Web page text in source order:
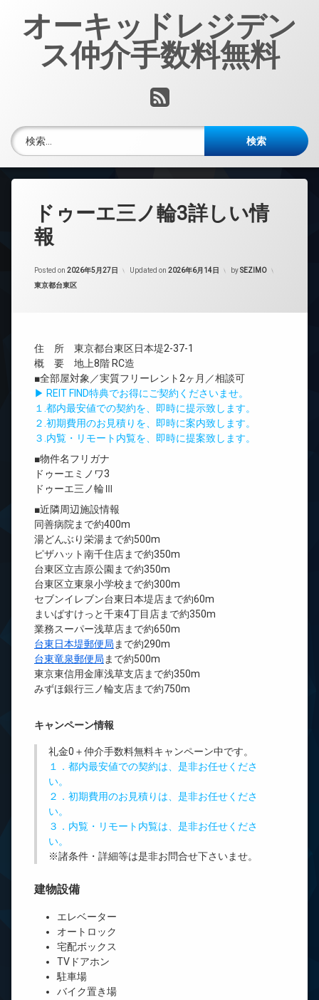
オーキッドレジデン
ス仲介手数料無料
RSS
検索:
ドゥーエ三ノ輪3詳しい情
報
Posted on 2026年5月27日 Updated on 2026年6月14日 bySEZIMO
カテゴリー:
東京都台東区
住 所 東京都台東区日本堤2-37-1
概 要 地上8階 RC造
■全部屋対象／実質フリーレント2ヶ月／相談可
▶ REIT FIND特典でお得にご契約くださいませ。
１.都内最安値での契約を、即時に提示致します。
２.初期費用のお見積りを、即時に案内致します。
３.内覧・リモート内覧を、即時に提案致します。
■物件名フリガナ
ドゥーエミノワ3
ドゥーエ三ノ輪Ⅲ
■近隣周辺施設情報
同善病院まで約400m
湯どんぶり栄湯まで約500m
ピザハット南千住店まで約350m
台東区立吉原公園まで約350m
台東区立東泉小学校まで約300m
セブンイレブン台東日本堤店まで約60m
まいばすけっと千束4丁目店まで約350m
業務スーパー浅草店まで約650m
台東日本堤郵便局 まで約290m
台東竜泉郵便局 まで約500m
東京東信用金庫浅草支店まで約350m
みずほ銀行三ノ輪支店まで約750m
キャンペーン情報
礼金0 ＋仲介手数料無料キャンペーン中です。
１．都内最安値での契約は、是非お任せくださ
い。
２．初期費用のお見積りは、是非お任せくださ
い。
３．内覧・リモート内覧は、是非お任せくださ
い。
※諸条件・詳細等は是非お問合せ下さいませ。
建物設備
エレベーター
オートロック
宅配ボックス
TVドアホン
駐車場
バイク置き場